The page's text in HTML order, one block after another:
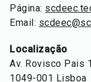
Página:
Email:
Localização
Av. Rovisco Pais 1
1049-001 Lisboa